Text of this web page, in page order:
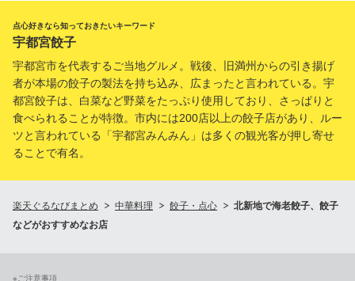
点心好きなら知っておきたいキーワード
宇都宮餃子
宇都宮市を代表するご当地グルメ。戦後、旧満州からの引き揚げ
者が本場の餃子の製法を持ち込み、広まったと言われている。宇
都宮餃子は、白菜など野菜をたっぷり使用しており、さっぱりと
食べられることが特徴。市内には200店以上の餃子店があり、ルー
ツと言われている「宇都宮みんみん」は多くの観光客が押し寄せ
ることで有名。
楽天ぐるなびまとめ 中華料理 餃子・点心
北新地で海老餃子、餃子
などがおすすめなお店
※ご注意事項